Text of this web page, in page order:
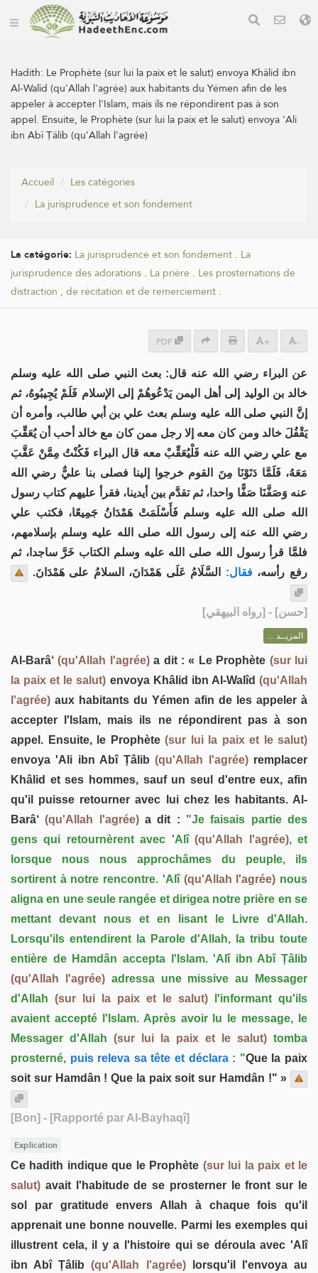
Hadith: Le Prophète (sur lui la paix et le salut) envoya Khâlid ibn
Al-Walîd (qu'Allah l'agrée) aux habitants du Yémen afin de les
appeler à accepter l'Islam, mais ils ne répondirent pas à son
appel. Ensuite, le Prophète (sur lui la paix et le salut) envoya 'Ali
ibn Abî Ṭâlib (qu'Allah l'agrée)
Accueil
Les catégories
La jurisprudence et son fondement
La catégorie: La jurisprudence et son fondement . La
jurisprudence des adorations . La prière . Les prosternations de
distraction , de récitation et de remerciement .
PDF + -
عن البراء رضي الله عنه قال: بعث النبي صلى الله عليه وسلم
خالد بن الوليد إلى أهل اليمن يَدْعُوهُمْ إلى الإسلام فَلَمْ يُجِيبُوهُ، ثم
إنَّ النبي صلى الله عليه وسلم بعث علي بن أبي طالب، وأمره أن
يَقْفُلَ خالد ومن كان معه إلا رجل ممن كان مع خالد أحب أن يُعَقِّبَ
مع علي رضي الله عنه فَلْيُعَقِّبْ معه قال البراء فَكُنْتُ مِمَّنْ عَقَّبَ
مَعَهُ، فَلَمَّا دَنَوْنَا مِنَ القوم خرجوا إلينا فصلى بنا عليٌّ رضي الله
عنه وَصَفَّنَا صَفًّا واحدا، ثم تقدَّم بين أيدينا، فقرأ عليهم كتاب رسول
الله صلى الله عليه وسلم فَأَسْلَمَتْ هَمْدَانُ جَمِيعًا، فكتب علي
رضي الله عنه إلى رسول الله صلى الله عليه وسلم بإسلامهم،
فلمَّا قرأ رسول الله صلى الله عليه وسلم الكتاب خَرَّ ساجدا، ثم
رفع رأسه، فقال: السَّلَامُ عَلَى هَمْدَانَ، السلامُ على هَمْدَانَ.
[حسن] - [رواه البيهقي]
المزيــد ...
Al-Barâ‘(qu'Allah l'agrée)a dit : « Le Prophète (sur lui
la paix et le salut) envoya Khâlid ibn Al-Walîd(qu'Allah
l'agrée) aux habitants du Yémen afin de les appeler à
accepter l'Islam, mais ils ne répondirent pas à son
appel. Ensuite, le Prophète (sur lui la paix et le salut)
envoya 'Ali ibn Abî Ṭâlib(qu'Allah l'agrée)remplacer
Khâlid et ses hommes, sauf un seul d'entre eux, afin
qu'il puisse retourner avec lui chez les habitants. Al-
Barâ‘(qu'Allah l'agrée)a dit : "Je faisais partie des
gens qui retournèrent avec 'Alî(qu'Allah l'agrée), et
lorsque nous nous approchâmes du peuple, ils
sortirent à notre rencontre. 'Alî (qu'Allah l'agrée) nous
aligna en une seule rangée et dirigea notre prière en se
mettant devant nous et en lisant le Livre d'Allah.
Lorsqu'ils entendirent la Parole d'Allah, la tribu toute
entière de Hamdân accepta l'Islam. 'Alî ibn Abî Ṭâlib
(qu'Allah l'agrée)adressa une missive au Messager
d'Allah (sur lui la paix et le salut) l'informant qu'ils
avaient accepté l'Islam. Après avoir lu le message, le
Messager d'Allah (sur lui la paix et le salut) tomba
prosterné, puis releva sa tête et déclara : "Que la paix
soit sur Hamdân ! Que la paix soit sur Hamdân !" »
[Bon] - [Rapporté par Al-Bayhaqî]
Explication
Ce hadith indique que le Prophète (sur lui la paix et le
salut) avait l'habitude de se prosterner le front sur le
sol par gratitude envers Allah à chaque fois qu'il
apprenait une bonne nouvelle. Parmi les exemples qui
illustrent cela, il y a l'histoire qui se déroula avec 'Alî
ibn Abî Ṭâlib(qu'Allah l'agrée)lorsqu'il l'envoya au